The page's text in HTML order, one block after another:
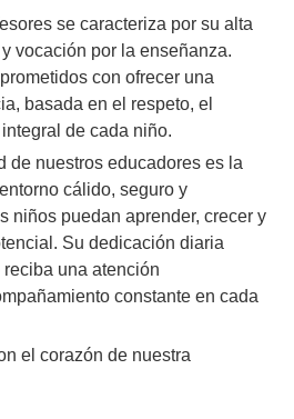
Guerrero
se caracteriza por su alta
vocación por la enseñanza.
con ofrecer una
basada en el respeto, el
de cada niño.
de nuestros educadores es la
cálido, seguro y
niños puedan aprender, crecer y
Su dedicación diaria
una atención
constante en cada
el corazón de nuestra